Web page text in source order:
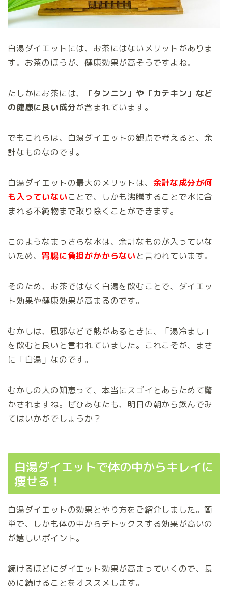
白湯ダイエットには、お茶にはないメリットがありま
す。お茶のほうが、健康効果が高そうですよね。
たしかにお茶には、
「タンニン」や「カテキン」など
の健康に良い成分が含まれています。
でもこれらは、白湯ダイエットの観点で考えると、余
計なものなのです。
白湯ダイエットの最大のメリットは、 余計な成分が何
も入っていないことで、しかも沸騰することで水に含
まれる不純物まで取り除くことができます。
このようなまっさらな水は、余計なものが入っていな
いため、 胃腸に負担がかからないと言われています。
そのため、お茶ではなく白湯を飲むことで、ダイエッ
ト効果や健康効果が高まるのです。
むかしは、風邪などで熱があるときに、「湯冷まし」
を飲むと良いと言われていました。これこそが、まさ
に「白湯」なのです。
むかしの人の知恵って、本当にスゴイとあらためて驚
かされますね。ぜひあなたも、明日の朝から飲んでみ
てはいかがでしょうか？
白湯ダイエットで体の中からキレイに
痩せる！
白湯ダイエットの効果とやり方をご紹介しました。簡
単で、しかも体の中からデトックスする効果が高いの
が嬉しいポイント。
続けるほどにダイエット効果が高まっていくので、長
めに続けることをオススメします。